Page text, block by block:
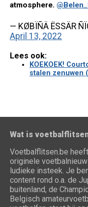
atmosphere.
— KØBÏÑÄ ËSSÄR
April 13, 2022
Lees ook:
KOEKOEK!
stalen zenuwen
Wat is
Voetbalflitsen.be
originele
ludieke insteek. Je
content rond o.a. de
buitenland, de
Belgisch